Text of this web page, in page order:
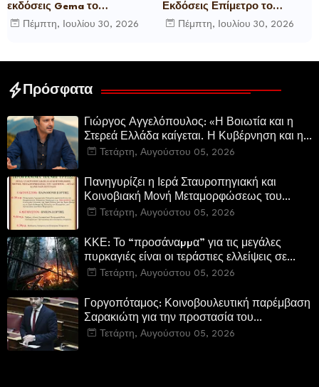
εκδόσεις Gema το
μυθιστόρημα του γνωστού
δημοσιογράφου Γεώργιου Θ.
Πέμπτη, Ιουλίου 30, 2026
Εκδόσεις Επίμετρο το
αστυνομικό μυθιστόρημα της
Κατερίνας Πανούση Οι ρόλοι
Πέμπτη, Ιουλίου 30, 2026
Πρόσφατα
Γιώργος Αγγελόπουλος: «Η Βοιωτία και η
Στερεά Ελλάδα καίγεται. Η Κυβέρνηση και η
Περιφερειακή Αρχή αυτοθαυμάζονται.»
Τετάρτη, Αυγούστου 05, 2026
Πανηγυρίζει η Ιερά Σταυροπηγιακή και
Κοινοβιακή Μονή Μεταμορφώσεως του
Σωτήρος Καμενων Βουρλων (Μονή Αγιάς ή
Τετάρτη, Αυγούστου 05, 2026
ΚΚΕ: Το “προσάναµµα” για τις μεγάλες
πυρκαγιές είναι οι τεράστιες ελλείψεις σε
µέσα και προσωπικό στην Πυροσβεστική και
Τετάρτη, Αυγούστου 05, 2026
Γοργοπόταμος: Κοινοβουλευτική παρέμβαση
Σαρακιώτη για την προστασία του
εμβληματικού φυσικού και ιστορικού
Τετάρτη, Αυγούστου 05, 2026